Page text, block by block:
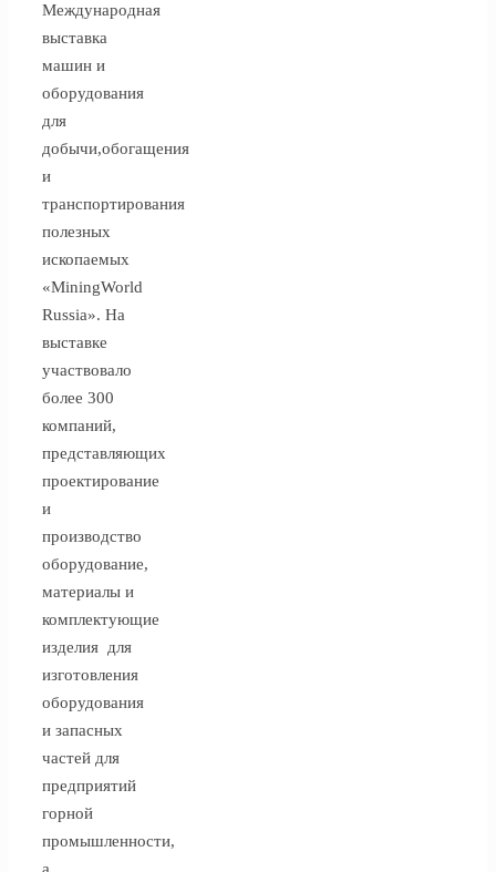
Международная
выставка
машин и
оборудования
для
добычи,обогащения
и
транспортирования
полезных
ископаемых
«MiningWorld
Russia». На
выставке
участвовало
более 300
компаний,
представляющих
проектирование
и
производство
оборудование,
материалы и
комплектующие
изделия для
изготовления
оборудования
и запасных
частей для
предприятий
горной
промышленности,